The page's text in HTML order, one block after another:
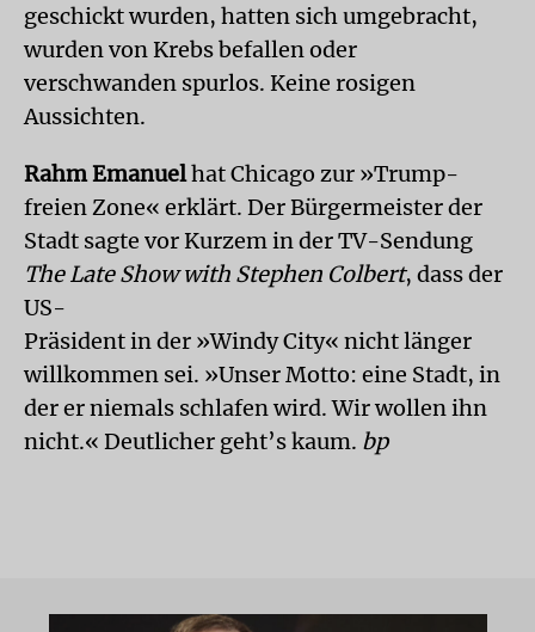
geschickt wurden, hatten sich umgebracht,
wurden von Krebs befallen oder
verschwanden spurlos. Keine rosigen
Aussichten.
Rahm Emanuelhat Chicago zur »Trump-
freien Zone« erklärt. Der Bürgermeister der
Stadt sagte vor Kurzem in der TV-Sendung
The Late Show with Stephen Colbert, dass der
US-
Präsident in der »Windy City« nicht länger
willkommen sei. »Unser Motto: eine Stadt, in
der er niemals schlafen wird. Wir wollen ihn
nicht.« Deutlicher geht’s kaum. bp